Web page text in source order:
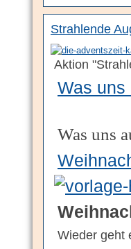
Strahlende
Aktion
Was uns
Was uns
Wieder geht